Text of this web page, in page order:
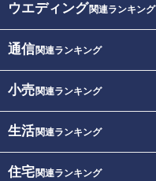
ウエディング関連ランキング
通信関連ランキング
小売関連ランキング
生活関連ランキング
住宅関連ランキング